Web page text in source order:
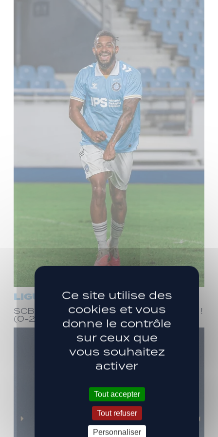
LIGUE 3
SCB – LPF43 : Entrée réussie en Corse !
(0-2)
Ce site utilise des
cookies et vous
donne le contrôle
sur ceux que
vous souhaitez
activer
Tout accepter
Tout refuser
Personnaliser